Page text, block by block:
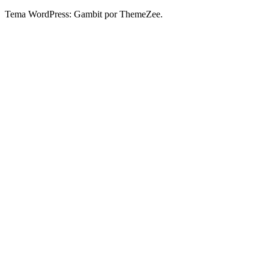
Tema WordPress: Gambit por ThemeZee.